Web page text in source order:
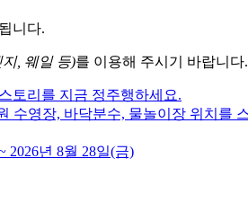
니다.
, 웨일 등)를 이용해 주시기 바랍니다.